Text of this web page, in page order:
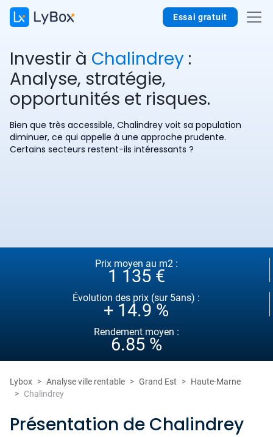
Essai gratuit
Investir à Chalindrey :
Analyse, stratégie,
opportunités et risques.
Bien que très accessible, Chalindrey voit sa population
diminuer, ce qui appelle à une approche prudente.
Certains secteurs restent-ils intéressants ?
Prix moyen au m2 :
1 135 €
Évolution des prix (sur 5ans) :
+ 14.9 %
Rendement moyen :
6.85 %
Lybox Analyse ville rentable Grand Est
Haute-Marne
Chalindrey
Présentation de Chalindrey